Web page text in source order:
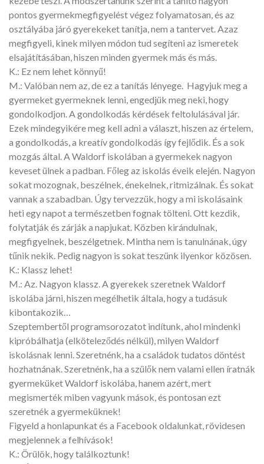
pontos gyermekmegfigyelést végez folyamatosan, és az
osztályába járó gyerekeket tanítja, nem a tantervet. Azaz
megfigyeli, kinek milyen módon tud segíteni az ismeretek
elsajátításában, hiszen minden gyermek más és más.
K.: Ez nem lehet könnyű!
M.: Valóban nem az, de ez a tanítás lényege. Hagyjuk meg a
gyermeket gyermeknek lenni, engedjük meg neki, hogy
gondolkodjon. A gondolkodás kérdések feltolulásával jár.
Ezek mindegyikére meg kell adni a választ, hiszen az értelem,
a gondolkodás, a kreatív gondolkodás így fejlődik. És a sok
mozgás által. A Waldorf iskolában a gyermekek nagyon
keveset ülnek a padban. Főleg az iskolás éveik elején. Nagyon
sokat mozognak, beszélnek, énekelnek, ritmizálnak. És sokat
vannak a szabadban. Úgy tervezzük, hogy a mi iskolásaink
heti egy napot a természetben fognak tölteni. Ott kezdik,
folytatják és zárják a napjukat. Közben kirándulnak,
megfigyelnek, beszélgetnek. Mintha nem is tanulnának, úgy
tűnik nekik. Pedig nagyon is sokat teszünk ilyenkor közösen.
K.: Klassz lehet!
M.: Az. Nagyon klassz. A gyerekek szeretnek Waldorf
iskolába járni, hiszen megélhetik általa, hogy a tudásuk
kibontakozik…
Szeptembertől programsorozatot indítunk, ahol mindenki
kipróbálhatja (elköteleződés nélkül), milyen Waldorf
iskolásnak lenni. Szeretnénk, ha a családok tudatos döntést
hozhatnának. Szeretnénk, ha a szülők nem valami ellen íratnák
gyermeküket Waldorf iskolába, hanem azért, mert
megismerték miben vagyunk mások, és pontosan ezt
szeretnék a gyermeküknek!
Figyeld a honlapunkat és a Facebook oldalunkat, rövidesen
megjelennek a felhívások!
K.: Örülök, hogy találkoztunk!